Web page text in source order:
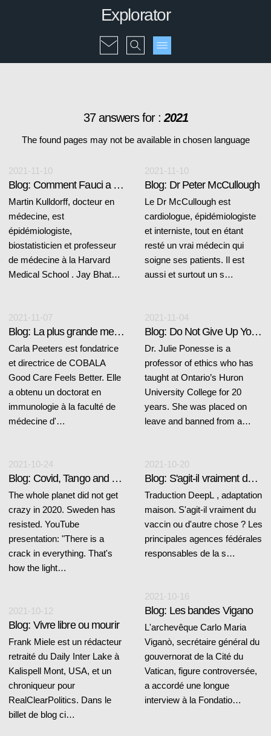
Explorator
37 answers for : 2021
The found pages may not be available in chosen language
2021-11-10
Blog: Comment Fauci a trompé l'Amérique
Martin Kulldorff, docteur en
médecine, est
épidémiologiste,
biostatisticien et professeur
de médecine à la Harvard
Medical School . Jay Bhat…
2021-11-10
Blog: Dr Peter McCullough
Le Dr McCullough est
cardiologue, épidémiologiste
et interniste, tout en étant
resté un vrai médecin qui
soigne ses patients. Il est
aussi et surtout un s…
2021-11-07
Blog: La plus grande menace pour la santé...
Carla Peeters est fondatrice
et directrice de COBALA
Good Care Feels Better. Elle
a obtenu un doctorat en
immunologie à la faculté de
médecine d'…
2021-11-04
Blog: Do Not Give Up Your Rights
Dr. Julie Ponesse is a
professor of ethics who has
taught at Ontario’s Huron
University College for 20
years. She was placed on
leave and banned from a…
2021-10-24
Blog: Covid, Tango and The Lagom Way
The whole planet did not get
crazy in 2020. Sweden has
resisted. YouTube
presentation: "There is a
crack in everything. That's
how the light…
2021-10-20
Blog: S'agit-il vraiment du vaccin...
Traduction DeepL , adaptation
maison. S'agit-il vraiment du
vaccin ou d'autre chose ? Les
principales agences fédérales
responsables de la s…
2021-10-16
Blog: Les bandes Vigano
L'archevêque Carlo Maria
Viganò, secrétaire général du
gouvernorat de la Cité du
Vatican, figure controversée,
a accordé une longue
interview à la Fondatio…
2021-10-12
Blog: Vivre libre ou mourir
Frank Miele est un rédacteur
retraité du Daily Inter Lake à
Kalispell Mont, USA, et un
chroniqueur pour
RealClearPolitics. Dans le
billet de blog ci…